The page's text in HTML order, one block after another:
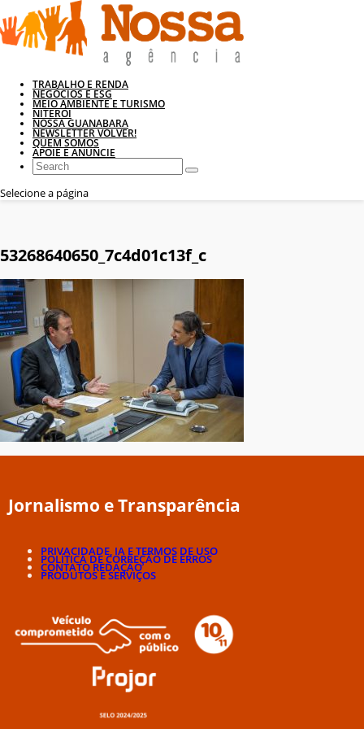
TRABALHO E RENDA
NEGÓCIOS E ESG
MEIO AMBIENTE E TURISMO
NITERÓI
NOSSA GUANABARA
NEWSLETTER VOLVER!
QUEM SOMOS
APOIE E ANUNCIE
Selecione a página
53268640650_7c4d01c13f_c
Jornalismo e Transparência
PRIVACIDADE, IA E TERMOS DE USO
POLÍTICA DE CORREÇÃO DE ERROS
CONTATO REDAÇÃO
PRODUTOS E SERVIÇOS